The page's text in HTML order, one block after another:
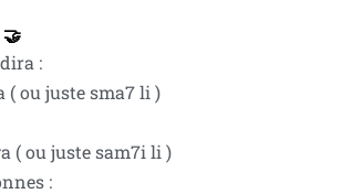
:
( ou juste sma7 li )
( ou juste sam7i li )
: